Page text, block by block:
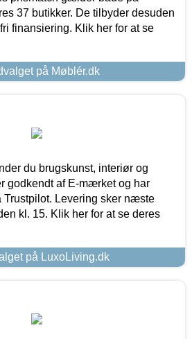
37 butikker. De tilbyder desuden
finansiering. Klik her for at se
på Møblér.dk
du brugskunst, interiør og
godkendt af E-mærket og har
Trustpilot. Levering sker næste
kl. 15. Klik her for at se deres
på LuxoLiving.dk